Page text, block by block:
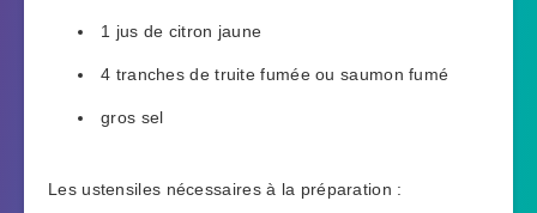
1 jus de citron jaune
4 tranches de truite fumée ou saumon fumé
gros sel
Les ustensiles nécessaires à la préparation :